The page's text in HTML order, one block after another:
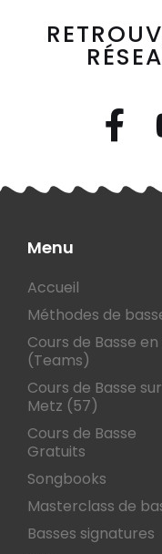
Menu
Accueil
Méthodes de
Cours de Basse en
(Teams)
Cours de Basse sur
Metz (57)
Cours de Basse
Gratuits
Songbooks
Masterclass de
Basses signatures